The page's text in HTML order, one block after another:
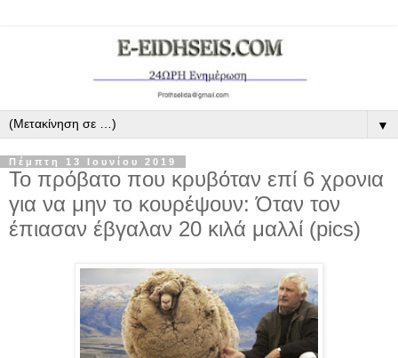
▼
Πέμπτη 13 Ιουνίου 2019
Το πρόβατο που κρυβόταν επί 6 χρονια
για να μην το κουρέψουν: Όταν τον
έπιασαν έβγαλαν 20 κιλά μαλλί (pics)